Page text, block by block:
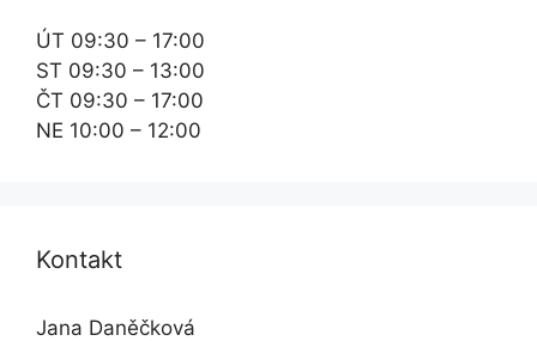
ÚT 09:30 – 17:00
ST 09:30 – 13:00
ČT 09:30 – 17:00
NE 10:00 – 12:00
Kontakt
Jana Daněčková